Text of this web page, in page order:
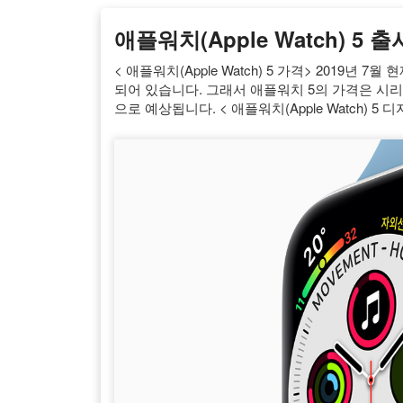
애플워치(Apple Watch) 5 출
< 애플워치(Apple Watch) 5 가격> 2019년 7월
되어 있습니다. 그래서 애플워치 5의 가격은 시
으로 예상됩니다. < 애플워치(Apple Watch) 5 디